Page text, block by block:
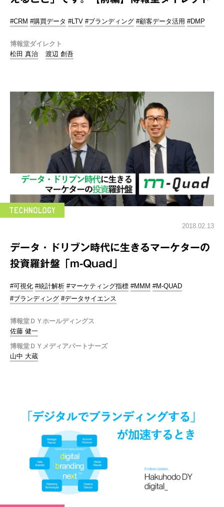
#CRM #購買データ #LTV #ブランディング #顧客データ活用 #DMP
博報堂ダイレクト
松田 真治
渡辺 創吾
2018.02.13
データ・ドリブン時代に生きるマーケターの
投資羅針盤「m-Quad」
#可視化 #統計解析 #マーケティング指標 #MMM #M-QUAD
#ブランディング #データサイエンス
博報堂ＤＹホールディングス
佐藤 健一
博報堂ＤＹメディアパートナーズ
山中 大蔵